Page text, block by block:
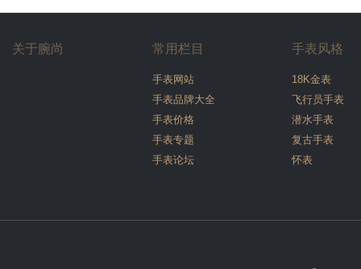
关于腕尚 常用栏目
手表网站
手表品牌大全
手表价格
手表专题
手表论坛
手表风格
18K金表
飞行员手表
潜水手表
复古手表
怀表